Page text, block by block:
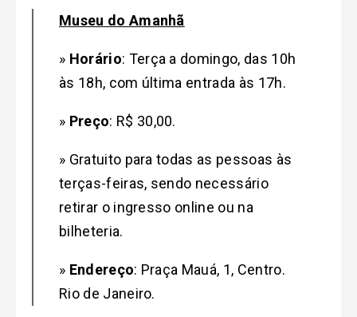
Museu do Amanhã
» Horário: Terça a domingo, das 10h
às 18h, com última entrada às 17h.
» Preço: R$ 30,00.
» Gratuito para todas as pessoas às
terças-feiras, sendo necessário
retirar o ingresso online ou na
bilheteria.
» Endereço: Praça Mauá, 1, Centro.
Rio de Janeiro.